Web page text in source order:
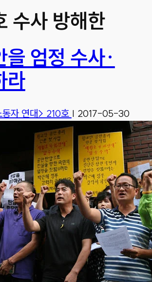
수사 방해한
을 엄정 수사·
라
동자 연대> 210호 | 2017-05-30